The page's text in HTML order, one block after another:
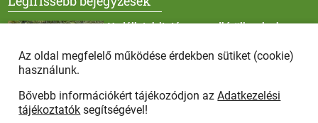
Vadállatok itatása a rendkívüli melegben
Afrikai sertéspestis - kérések a lakosság felé
Az oldal megfelelő működése érdekben sütiket (cookie)
használunk.
Bővebb információkért tájékozódjon azAdatkezelési
tájékoztatók segítségével!